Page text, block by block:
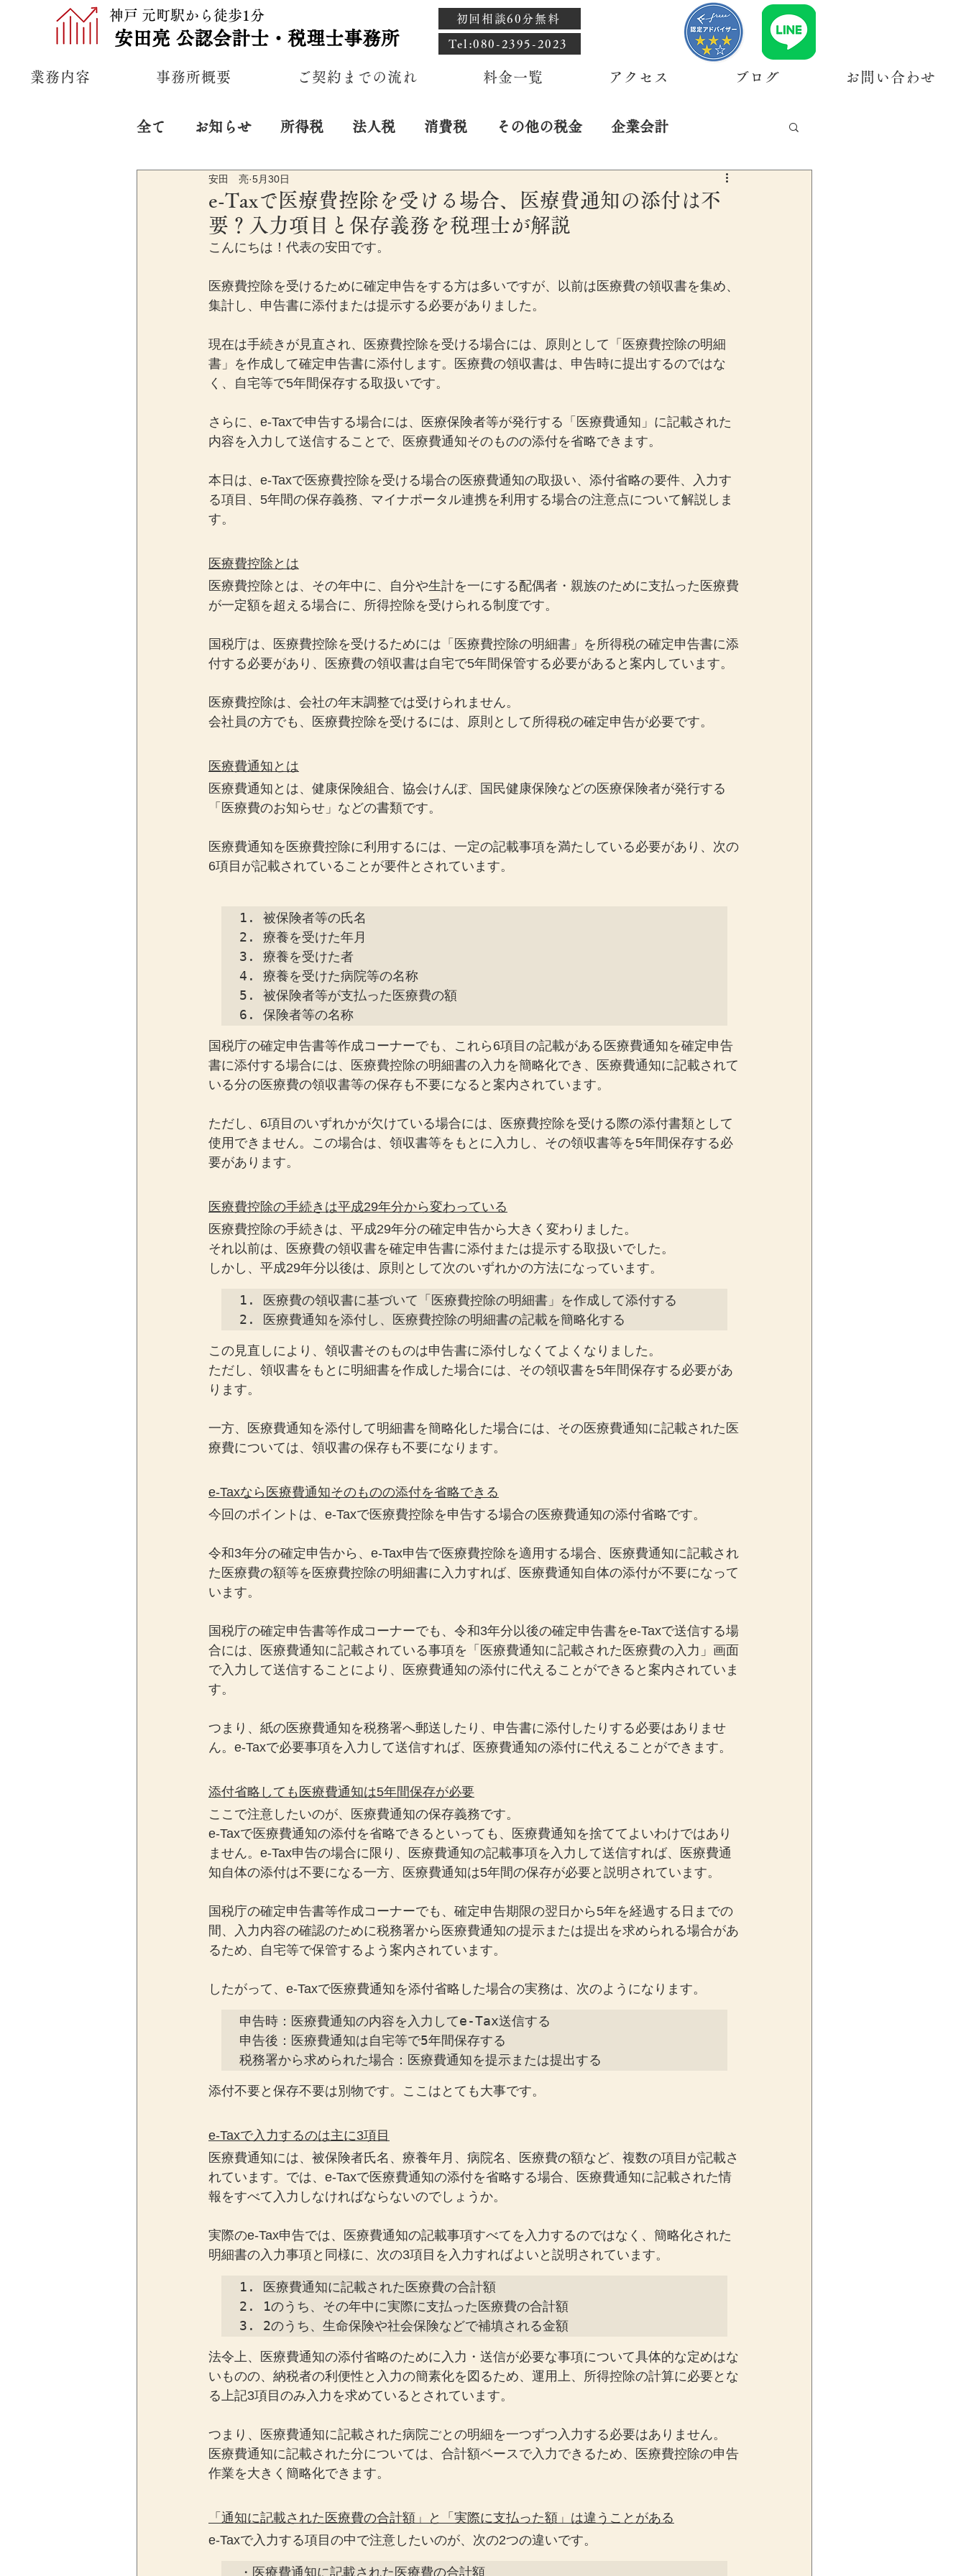
神戸 元町駅から徒歩1分
安田亮 公認会計士・税理士事務所
初回相談60分無料
​Tel:080-2395-2023
業務内容 事務所概要 ご契約までの流れ 料金一覧 アクセス ブログ お問い合わせ
全て お知らせ 所得税 法人税 消費税 その他の税金 企業会計
プライベート 経営
e-Taxで医療費控除を受ける場合、医療費通知の添付は不
要？入力項目と保存義務を税理士が解説
安田 亮 5月30日
こんにちは！代表の安田です。
医療費控除を受けるために確定申告をする方は多いですが、以前は医療費の領収書を集め、
集計し、申告書に添付または提示する必要がありました。
現在は手続きが見直され、医療費控除を受ける場合には、原則として「医療費控除の明細
書」を作成して確定申告書に添付します。医療費の領収書は、申告時に提出するのではな
く、自宅等で5年間保存する取扱いです。
さらに、e-Taxで申告する場合には、医療保険者等が発行する「医療費通知」に記載された
内容を入力して送信することで、医療費通知そのものの添付を省略できます。
本日は、e-Taxで医療費控除を受ける場合の医療費通知の取扱い、添付省略の要件、入力す
る項目、5年間の保存義務、マイナポータル連携を利用する場合の注意点について解説しま
す。
医療費控除とは
医療費控除とは、その年中に、自分や生計を一にする配偶者・親族のために支払った医療費
が一定額を超える場合に、所得控除を受けられる制度です。
国税庁は、医療費控除を受けるためには「医療費控除の明細書」を所得税の確定申告書に添
付する必要があり、医療費の領収書は自宅で5年間保管する必要があると案内しています。
医療費控除は、会社の年末調整では受けられません。
会社員の方でも、医療費控除を受けるには、原則として所得税の確定申告が必要です。
医療費通知とは
医療費通知とは、健康保険組合、協会けんぽ、国民健康保険などの医療保険者が発行する
「医療費のお知らせ」などの書類です。
医療費通知を医療費控除に利用するには、一定の記載事項を満たしている必要があり、次の
6項目が記載されていることが要件とされています。
1. 被保険者等の氏名
2. 療養を受けた年月
3. 療養を受けた者
4. 療養を受けた病院等の名称
5. 被保険者等が支払った医療費の額
6. 保険者等の名称
国税庁の確定申告書等作成コーナーでも、これら6項目の記載がある医療費通知を確定申告
書に添付する場合には、医療費控除の明細書の入力を簡略化でき、医療費通知に記載されて
いる分の医療費の領収書等の保存も不要になると案内されています。
ただし、6項目のいずれかが欠けている場合には、医療費控除を受ける際の添付書類として
使用できません。この場合は、領収書等をもとに入力し、その領収書等を5年間保存する必
要があります。
医療費控除の手続きは平成29年分から変わっている
医療費控除の手続きは、平成29年分の確定申告から大きく変わりました。
それ以前は、医療費の領収書を確定申告書に添付または提示する取扱いでした。
しかし、平成29年分以後は、原則として次のいずれかの方法になっています。
1. 医療費の領収書に基づいて「医療費控除の明細書」を作成して添付する
2. 医療費通知を添付し、医療費控除の明細書の記載を簡略化する
この見直しにより、領収書そのものは申告書に添付しなくてよくなりました。
ただし、領収書をもとに明細書を作成した場合には、その領収書を5年間保存する必要があ
ります。
一方、医療費通知を添付して明細書を簡略化した場合には、その医療費通知に記載された医
療費については、領収書の保存も不要になります。
e-Taxなら医療費通知そのものの添付を省略できる
今回のポイントは、e-Taxで医療費控除を申告する場合の医療費通知の添付省略です。
令和3年分の確定申告から、e-Tax申告で医療費控除を適用する場合、医療費通知に記載され
た医療費の額等を医療費控除の明細書に入力すれば、医療費通知自体の添付が不要になって
います。
国税庁の確定申告書等作成コーナーでも、令和3年分以後の確定申告書をe-Taxで送信する場
合には、医療費通知に記載されている事項を「医療費通知に記載された医療費の入力」画面
で入力して送信することにより、医療費通知の添付に代えることができると案内されていま
す。
つまり、紙の医療費通知を税務署へ郵送したり、申告書に添付したりする必要はありませ
ん。e-Taxで必要事項を入力して送信すれば、医療費通知の添付に代えることができます。
添付省略しても医療費通知は5年間保存が必要
ここで注意したいのが、医療費通知の保存義務です。
e-Taxで医療費通知の添付を省略できるといっても、医療費通知を捨ててよいわけではあり
ません。e-Tax申告の場合に限り、医療費通知の記載事項を入力して送信すれば、医療費通
知自体の添付は不要になる一方、医療費通知は5年間の保存が必要と説明されています。
国税庁の確定申告書等作成コーナーでも、確定申告期限の翌日から5年を経過する日までの
間、入力内容の確認のために税務署から医療費通知の提示または提出を求められる場合があ
るため、自宅等で保管するよう案内されています。
したがって、e-Taxで医療費通知を添付省略した場合の実務は、次のようになります。
申告時：医療費通知の内容を入力してe-Tax送信する
申告後：医療費通知は自宅等で5年間保存する
税務署から求められた場合：医療費通知を提示または提出する
添付不要と保存不要は別物です。ここはとても大事です。
e-Taxで入力するのは主に3項目
医療費通知には、被保険者氏名、療養年月、病院名、医療費の額など、複数の項目が記載さ
れています。では、e-Taxで医療費通知の添付を省略する場合、医療費通知に記載された情
報をすべて入力しなければならないのでしょうか。
実際のe-Tax申告では、医療費通知の記載事項すべてを入力するのではなく、簡略化された
明細書の入力事項と同様に、次の3項目を入力すればよいと説明されています。
1. 医療費通知に記載された医療費の合計額
2. 1のうち、その年中に実際に支払った医療費の合計額
3. 2のうち、生命保険や社会保険などで補填される金額
法令上、医療費通知の添付省略のために入力・送信が必要な事項について具体的な定めはな
いものの、納税者の利便性と入力の簡素化を図るため、運用上、所得控除の計算に必要とな
る上記3項目のみ入力を求めているとされています。
つまり、医療費通知に記載された病院ごとの明細を一つずつ入力する必要はありません。
医療費通知に記載された分については、合計額ベースで入力できるため、医療費控除の申告
作業を大きく簡略化できます。
「通知に記載された医療費の合計額」と「実際に支払った額」は違うことがある
e-Taxで入力する項目の中で注意したいのが、次の2つの違いです。
・医療費通知に記載された医療費の合計額